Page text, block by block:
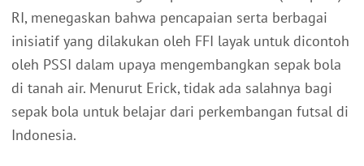
RI, menegaskan bahwa pencapaian serta berbagai
inisiatif yang dilakukan oleh FFI layak untuk dicontoh
oleh PSSI dalam upaya mengembangkan sepak bola
di tanah air. Menurut Erick, tidak ada salahnya bagi
sepak bola untuk belajar dari perkembangan futsal di
Indonesia.